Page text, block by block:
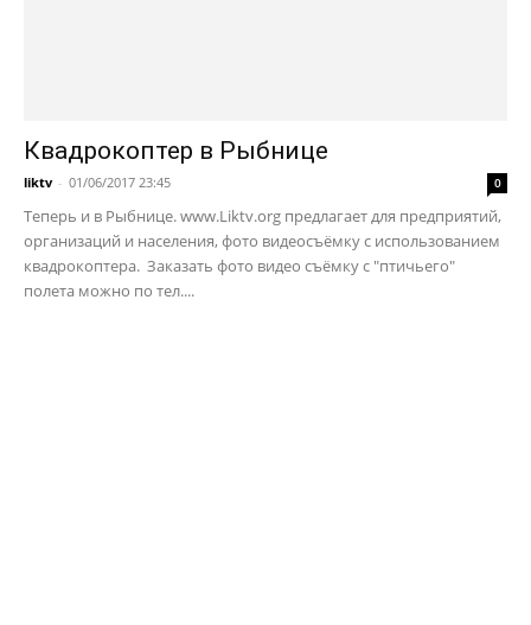
Квадрокоптер в Рыбнице
liktv - 01/06/2017 23:45 0
Теперь и в Рыбнице. www.Liktv.org предлагает для предприятий,
организаций и населения, фото видеосъёмку с использованием
квадрокоптера. Заказать фото видео съёмку с "птичьего"
полета можно по тел....